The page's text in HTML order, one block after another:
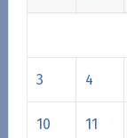
3 4
10 11